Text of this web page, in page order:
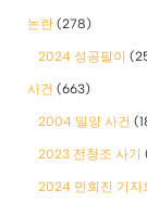
논란 (278)
2024 성공팔이
사건 (663)
2004 밀양 사건
2023 전청조 사기
2024 민희진 기자